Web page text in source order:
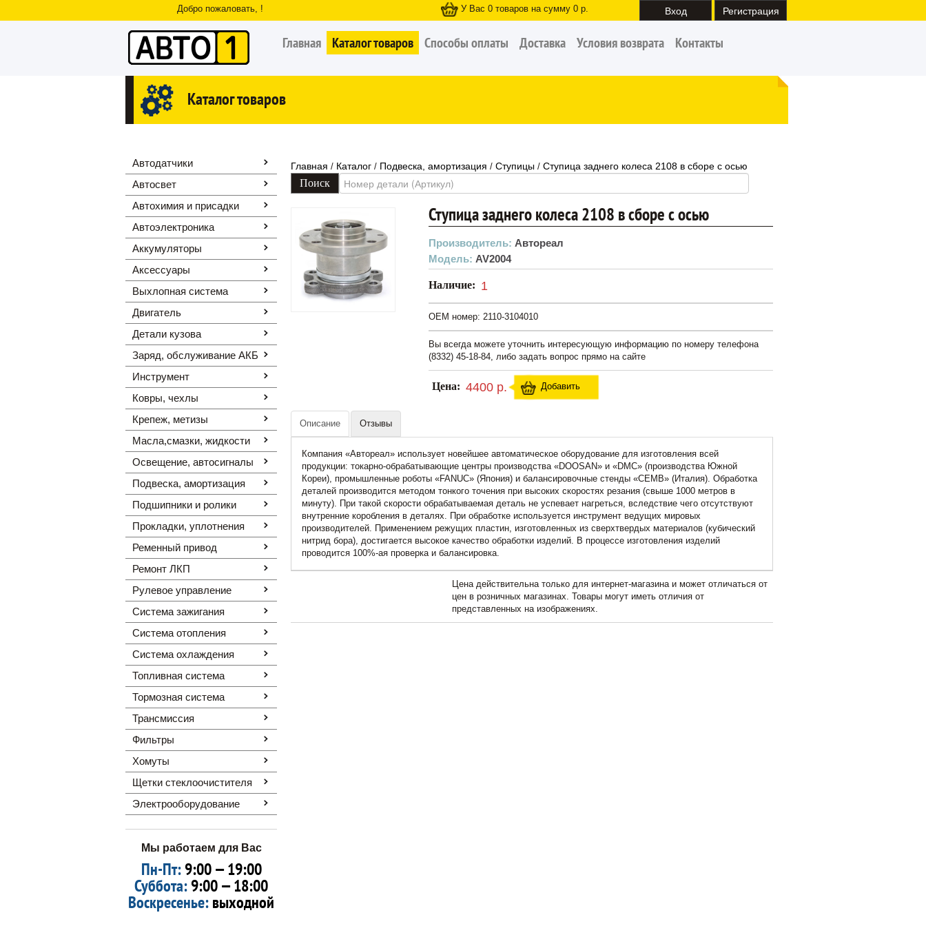
Добро пожаловать, ! У Вас 0 товаров на сумму 0 р. Вход Регистрация
Главная Каталог товаров Способы оплаты Доставка Условия возврата Контакты
Каталог товаров
Автодатчики
Автосвет
Автохимия и присадки
Автоэлектроника
Аккумуляторы
Аксессуары
Выхлопная система
Двигатель
Детали кузова
Заряд, обслуживание АКБ
Инструмент
Ковры, чехлы
Крепеж, метизы
Масла,смазки, жидкости
Освещение, автоcигналы
Подвеска, амортизация
Подшипники и ролики
Прокладки, уплотнения
Ременный привод
Ремонт ЛКП
Рулевое управление
Система зажигания
Система отопления
Система охлаждения
Топливная система
Тормозная система
Трансмиссия
Фильтры
Хомуты
Щетки стеклоочистителя
Электрооборудование
Мы работаем для Вас
Пн-Пт:9:00 — 19:00
Суббота:9:00 — 18:00
Воскресенье:выходной
Главная / Каталог / Подвеска, амортизация / Ступицы / Ступица заднего колеса 2108 в сборе с осью
Ступица заднего колеса 2108 в сборе с осью
Производитель: Автореал
Модель: AV2004
Наличие: 1
OEM номер: 2110-3104010
Вы всегда можете уточнить интересующую информацию по номеру телефона
(8332) 45-18-84, либо задать вопрос прямо на сайте
Цена: 4400 р. Добавить
Описание Отзывы
Компания «Автореал» использует новейшее автоматическое оборудование для изготовления всей
продукции: токарно-обрабатывающие центры производства «DOOSAN» и «DMC» (производства Южной
Кореи), промышленные роботы «FANUC» (Япония) и балансировочные стенды «CEMB» (Италия). Обработка
деталей производится методом тонкого точения при высоких скоростях резания (свыше 1000 метров в
минуту). При такой скорости обрабатываемая деталь не успевает нагреться, вследствие чего отсутствуют
внутренние коробления в деталях. При обработке используется инструмент ведущих мировых
производителей. Применением режущих пластин, изготовленных из сверхтвердых материалов (кубический
нитрид бора), достигается высокое качество обработки изделий. В процессе изготовления изделий
проводится 100%-ая проверка и балансировка.
Цена действительна только для интернет-магазина и может отличаться от
цен в розничных магазинах. Товары могут иметь отличия от
представленных на изображениях.